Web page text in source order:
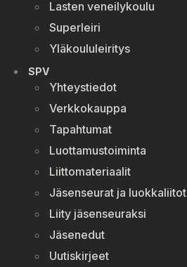
Lasten veneilykoulu
Superleiri
Yläkoululeiritys
SPV
Yhteystiedot
Verkkokauppa
Tapahtumat
Luottamustoiminta
Liittomateriaalit
Jäsenseurat ja luokkaliitot
Liity jäsenseuraksi
Jäsenedut
Uutiskirjeet